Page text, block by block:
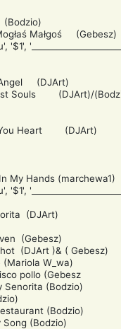
Małgoś (Gebesz)
'$1',
Angel (DJArt)
Souls (DJArt)/
You Heart (DJArt)
My Hands (marchewa1)
'$1',
(DJArt)
(Gebesz)
(DJArt )& ( Gebesz)
W_wa)
pollo (Gebesz
Senorita (Bodzio)
(Bodzio)
Song (Bodzio)